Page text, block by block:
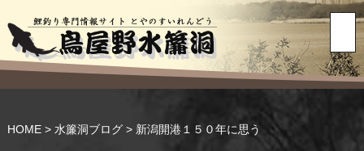
HOME> 水簾洞ブログ> 新潟開港１５０年に思う